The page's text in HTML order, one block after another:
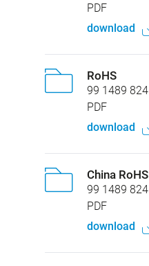
PDF
download
RoHS
99 1489
PDF
download
China RoHS
99 1489
PDF
download